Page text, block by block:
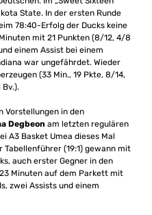
State. In der ersten Runde
78:40-Erfolg der Ducks keine
mit 21 Punkten (8/12, 4/8
einem Assist bei einem
war ungefährdet. Wieder
(33 Min., 19 Pkte, 8/14,
Bv.).
Vorstellungen in den
Degbeon am letzten regulären
A3 Basket Umea dieses Mal
Tabellenführer (19:1) gewann mit
auch erster Gegner in den
Minuten auf dem Parkett mit
zwei Assists und einem